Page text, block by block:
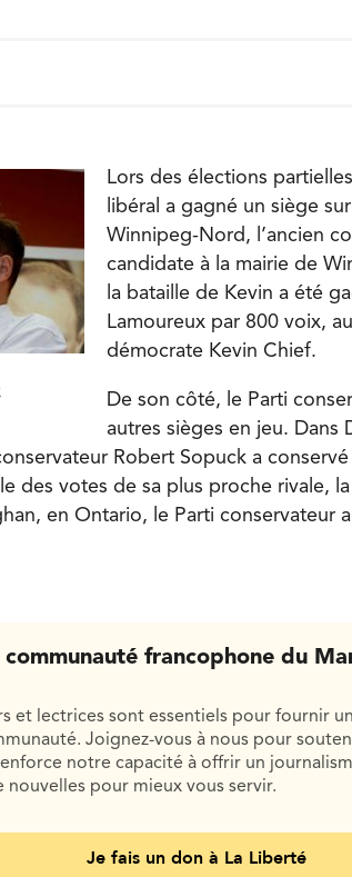
Lors des élections
libéral a gagné un siège
Winnipeg-Nord, l’ancien
candidate à la mairie de
la bataille de Kevin a été
Lamoureux par 800 voix,
démocrate Kevin Chief.
De son côté, le Parti
autres sièges en jeu. Dans
Robert Sopuck a
des votes de sa plus proche rivale,
en Ontario, le Parti conservateur
francophone du
et lectrices sont essentiels pour fournir
Joignez-vous à nous pour
notre capacité à offrir un
pour mieux vous servir.
Je fais un don à La Liberté